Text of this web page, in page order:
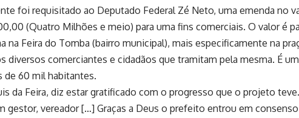
foi requisitado ao Deputado Federal Zé Neto, uma emenda no
(Quatro Milhões e meio) para uma fins comerciais. O valor é
na Feira do Tomba (bairro municipal), mais especificamente na
diversos comerciantes e cidadãos que tramitam pela mesma. É
de 60 mil habitantes.
da Feira, diz estar gratificado com o progresso que o projeto
gestor, vereador […] Graças a Deus o prefeito entrou em